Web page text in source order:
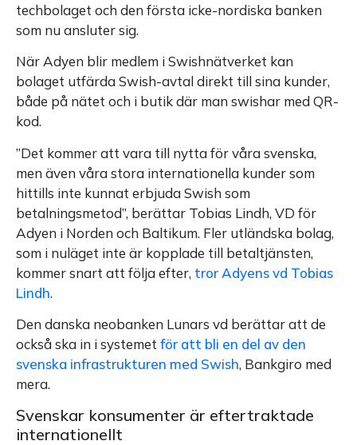
techbolaget och den första icke-nordiska banken
som nu ansluter sig.
När Adyen blir medlem i Swishnätverket kan
bolaget utfärda Swish-avtal direkt till sina kunder,
både på nätet och i butik där man swishar med QR-
kod.
”Det kommer att vara till nytta för våra svenska,
men även våra stora internationella kunder som
hittills inte kunnat erbjuda Swish som
betalningsmetod”, berättar Tobias Lindh, VD för
Adyen i Norden och Baltikum. Fler utländska bolag,
som i nuläget inte är kopplade till betaltjänsten,
kommer snart att följa efter, tror Adyens vd Tobias
Lindh.
Den danska neobanken Lunars vd berättar att de
också ska in i systemet för att bli en del av den
svenska infrastrukturen med Swish, Bankgiro med
mera.
Svenskar konsumenter är eftertraktade
internationellt